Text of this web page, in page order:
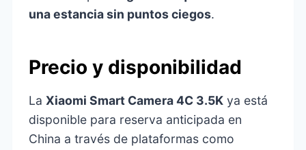
una estancia sin puntos ciegos.
Precio y disponibilidad
LaXiaomi Smart Camera 4C 3.5K ya está
disponible para reserva anticipada en
China a través de plataformas como